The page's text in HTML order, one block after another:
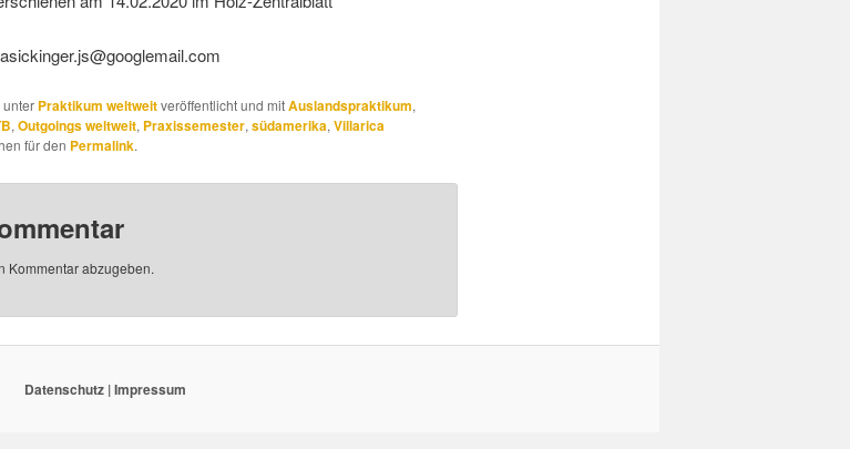
unter Praktikum weltweitveröffentlicht und mitAuslandspraktikum,
, Outgoings weltweit, Praxissemester, südamerika, Villarica
für den Permalink.
Kommentar abzugeben.
Datenschutz |Impressum